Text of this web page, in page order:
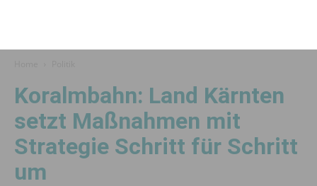
Koralmbahn: Land Kärnten
setzt Maßnahmen mit
Strategie Schritt für Schritt
um